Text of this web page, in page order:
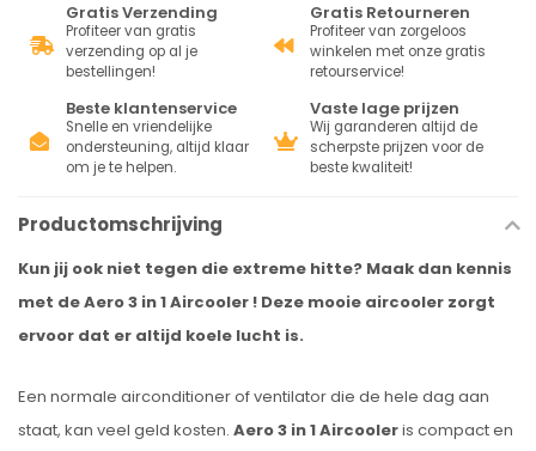
Gratis Verzending
Profiteer van gratis
verzending op al je
bestellingen!
Gratis Retourneren
Profiteer van zorgeloos
winkelen met onze gratis
retourservice!
Beste klantenservice
Snelle en vriendelijke
ondersteuning, altijd klaar
om je te helpen.
Vaste lage prijzen
Wij garanderen altijd de
scherpste prijzen voor de
beste kwaliteit!
Productomschrijving
Kun jij ook niet tegen die extreme hitte? Maak dan kennis
met de Aero 3 in 1 Aircooler ! Deze mooie aircooler zorgt
ervoor dat er altijd koele lucht is.
Een normale airconditioner of ventilator die de hele dag aan
staat, kan veel geld kosten. Aero 3 in 1 Aircooleris compact en